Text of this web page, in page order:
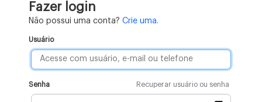
Fazer login
Não possui uma conta? Crie uma.
Usuário
Senha Recuperar usuário ou senha